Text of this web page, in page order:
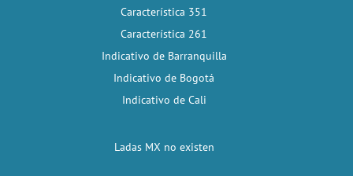
Característica 351
Característica 261
Indicativo de Barranquilla
Indicativo de Bogotá
Indicativo de Cali
Ladas MX no existen